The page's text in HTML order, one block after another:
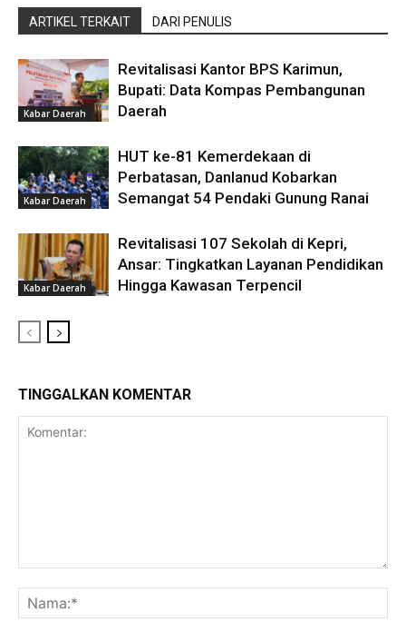
ARTIKEL TERKAIT DARI PENULIS
Kabar Daerah
Revitalisasi Kantor BPS Karimun,
Bupati: Data Kompas Pembangunan
Daerah
Kabar Daerah
HUT ke-81 Kemerdekaan di
Perbatasan, Danlanud Kobarkan
Semangat 54 Pendaki Gunung Ranai
Kabar Daerah
Revitalisasi 107 Sekolah di Kepri,
Ansar: Tingkatkan Layanan Pendidikan
Hingga Kawasan Terpencil
TINGGALKAN KOMENTAR